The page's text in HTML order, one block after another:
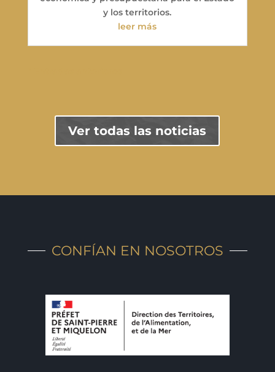
y los territorios.
leer más
Ver todas las noticias
CONFÍAN EN NOSOTROS